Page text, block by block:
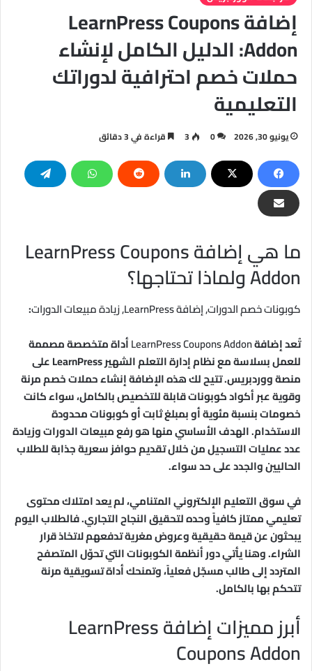
إضافة LearnPress Coupons
Addon: الدليل الكامل لإنشاء
حملات خصم احترافية لدوراتك
التعليمية
يونيو 30, 2026 0
3 قراءة في 3 دقائق
ما هي إضافة LearnPress Coupons
Addon ولماذا تحتاجها؟
كوبونات خصم الدورات, إضافة LearnPress, زيادة مبيعات الدورات
:
تُعد إضافةLearnPress Coupons Addonأداة متخصصة مصممة
للعمل بسلاسة مع نظام إدارة التعلم الشهير LearnPress على
منصة ووردبريس. تتيح لك هذه الإضافة إنشاء حملات خصم مرنة
وقوية عبر أكواد كوبونات قابلة للتخصيص بالكامل، سواء كانت
خصومات بنسبة مئوية أو بمبلغ ثابت أو كوبونات محدودة
الاستخدام. الهدف الأساسي منها هو رفع مبيعات الدورات وزيادة
عدد عمليات التسجيل من خلال تقديم حوافز سعرية جذابة للطلاب
الحاليين والجدد على حد سواء.
في سوق التعليم الإلكتروني المتنامي، لم يعد امتلاك محتوى
تعليمي ممتاز كافياً وحده لتحقيق النجاح التجاري. فالطلاب اليوم
يبحثون عن قيمة حقيقية وعروض مغرية تدفعهم لاتخاذ قرار
الشراء. وهنا يأتي دور أنظمة الكوبونات التي تحوّل المتصفح
المتردد إلى طالب مسجّل فعلياً، وتمنحك أداة تسويقية مرنة
تتحكم بها بالكامل.
أبرز مميزات إضافة LearnPress
Coupons Addon